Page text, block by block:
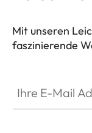
Mit unseren
faszinierende